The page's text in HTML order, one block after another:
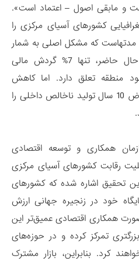
و مابقی اصول – اعتماد است».
کشورهای آسیای مرکزی را
مدتهاست که مشکل اصلی به شمار
می‌رود و باید احیا شود. در حال حاضر، تنها 7% گردش مالی
منطقه تعلق دارد. اما کاهش
هزینه‌های تجاری می‌تواند در عرض 10 سال تولید ناخالص داخلی را
فوریه سال 2019 سازمان همکاری و توسعه اقتصادی
رقابت کشورهای آسیای مرکزی
تحقیق اشاره شده که کشورهای
خود در زنجیره جهانی ارزش
صورت همکاری اقتصادی عمیق‌تر این
بزرگتری تمرکز کرده و در حوزه‌های
کرد. بنابراین، بازار مشترک